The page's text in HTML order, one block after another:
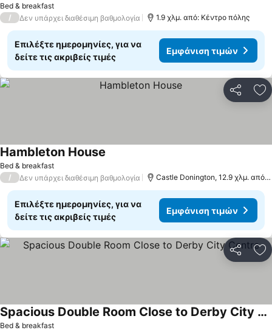
Bed & breakfast
Εμφάνιση τιμών
/ Δεν υπάρχει διαθέσιμη βαθμολογία 1.9 χλμ. από: Κέντρο πόλης
Επιλέξτε ημερομηνίες, για να
δείτε τις ακριβείς τιμές
Εμφάνιση τιμών
Bed & breakfast
Hambleton House
/ Δεν υπάρχει διαθέσιμη βαθμολογία Castle Donington, 12.9 χλμ. από:
Επιλέξτε ημερομηνίες, για να
δείτε τις ακριβείς τιμές
Εμφάνιση τιμών
Bed & breakfast
Spacious Double Room Close to Derby City Centre
Εμφάνιση τιμών